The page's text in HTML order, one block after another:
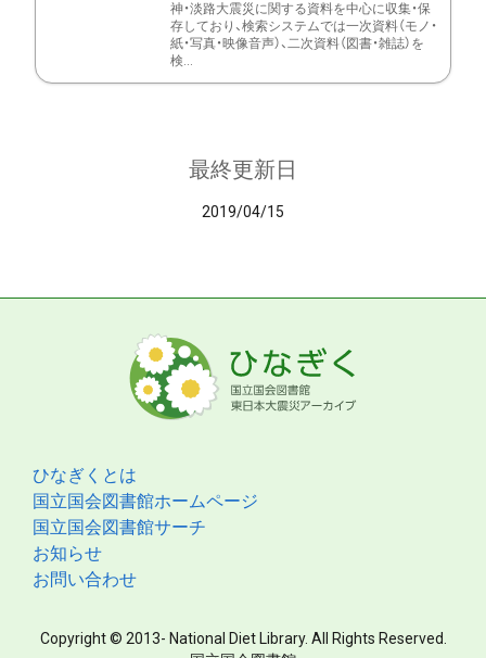
神・淡路大震災に関する資料を中心に収集・保
存しており、検索システムでは一次資料（モノ・
紙・写真・映像音声）、二次資料（図書・雑誌）を
検...
最終更新日
2019/04/15
ひなぎくとは
国立国会図書館ホームページ
国立国会図書館サーチ
お知らせ
お問い合わせ
Copyright © 2013- National Diet Library. All Rights Reserved.